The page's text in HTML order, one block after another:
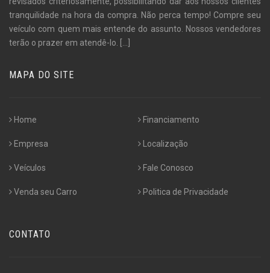
tranquilidade na hora da compra. Não perca tempo! Compre seu
veículo com quem mais entende do assunto. Nossos vendedores
terão o prazer em atendê-lo.
MAPA DO SITE
Home
Empresa
Veículos
Venda seu Carro
Financiamento
Localização
Fale Conosco
Politica de Privacidade
CONTATO